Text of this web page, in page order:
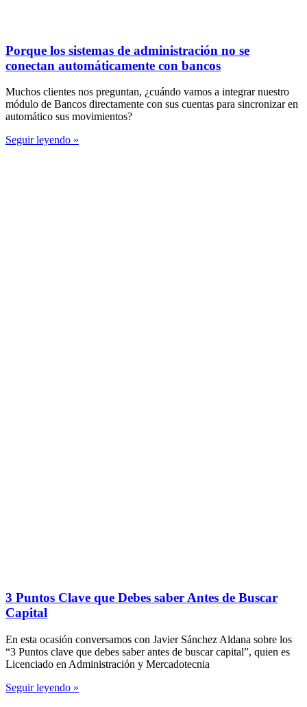
Porque los sistemas de administración no se
conectan automáticamente con bancos
Muchos clientes nos preguntan, ¿cuándo vamos a integrar nuestro
módulo de Bancos directamente con sus cuentas para sincronizar en
automático sus movimientos?
Seguir leyendo »
3 Puntos Clave que Debes saber Antes de Buscar
Capital
En esta ocasión conversamos con Javier Sánchez Aldana sobre los
“3 Puntos clave que debes saber antes de buscar capital”, quien es
Licenciado en Administración y Mercadotecnia
Seguir leyendo »